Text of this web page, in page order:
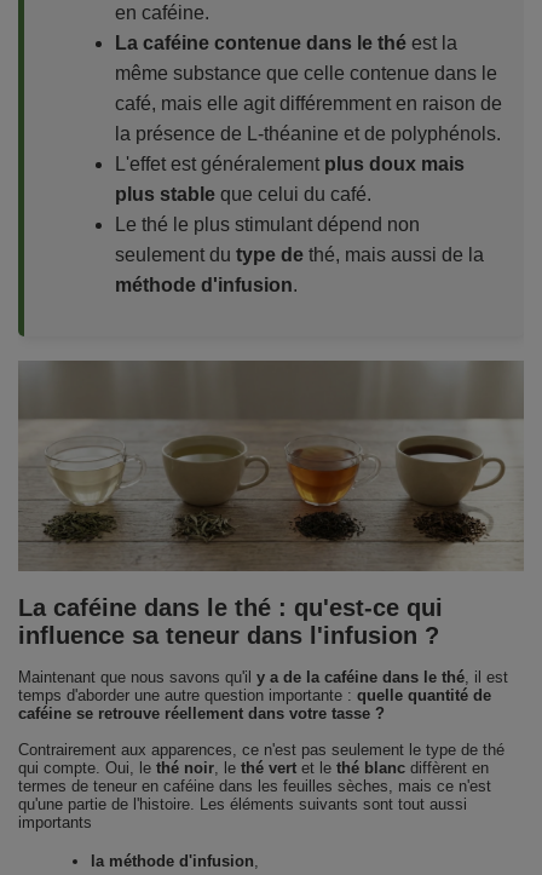
en caféine.
La caféine contenue dans le thé est la
même substance que celle contenue dans le
café, mais elle agit différemment en raison de
la présence de L-théanine et de polyphénols.
L'effet est généralement plus doux mais
plus stable que celui du café.
Le thé le plus stimulant dépend non
seulement du type de thé, mais aussi de la
méthode d'infusion.
La caféine dans le thé : qu'est-ce qui
influence sa teneur dans l'infusion ?
Maintenant que nous savons qu'il y a de la caféine dans le thé, il est
temps d'aborder une autre question importante : quelle quantité de
caféine se retrouve réellement dans votre tasse ?
Contrairement aux apparences, ce n'est pas seulement le type de thé
qui compte. Oui, le thé noir, le thé vert et le thé blanc diffèrent en
termes de teneur en caféine dans les feuilles sèches, mais ce n'est
qu'une partie de l'histoire. Les éléments suivants sont tout aussi
importants
la méthode d'infusion,